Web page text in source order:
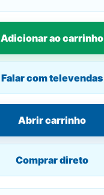
Adicionar ao carrinho
Falar com televendas
Abrir carrinho
Comprar direto